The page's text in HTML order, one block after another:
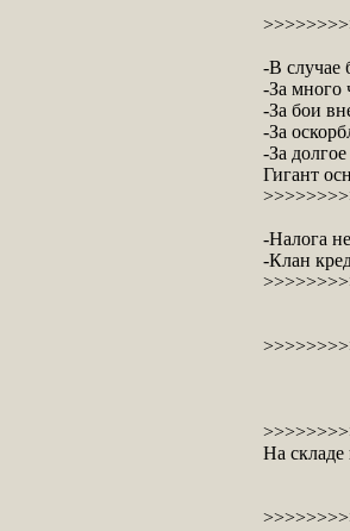
-В случае
-За много
-За бои
-За
-За
Гигант
-Налога
-Клан
На складе